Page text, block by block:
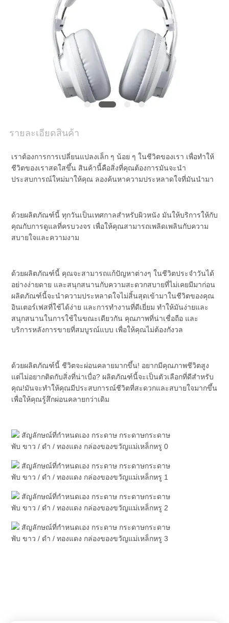
ทุน
แผนผัง
เว็บไซต์
นโยบาย
ความ
เป็น
ตัว
รายละเอียดสินค้า
เราต้องการการเปลี่ยนแปลงเล็ก ๆ น้อย ๆ ในชีวิตของเรา เพื่อทําให้
ชีวิตของเราสดใสขึ้น สินค้านี้คือสิ่งที่คุณต้องการมันจะนํา
ประสบการณ์ใหม่มาให้คุณ ลองค้นหาความประหลาดใจที่มันนํามา
ด้วยผลิตภัณฑ์นี้ ทุกวันเป็นเทศกาลสําหรับผิวหนัง มันให้บริการให้กับ
คุณกับการดูแลที่ครบวงจร เพื่อให้คุณสามารถเพลิดเพลินกับความ
สบายใจและความงาม
ด้วยผลิตภัณฑ์นี้ คุณจะสามารถแก้ปัญหาต่างๆ ในชีวิตประจําวันได้
อย่างง่ายดาย และสนุกสนานกับความสะดวกสบายที่ไม่เคยมีมาก่อน
ผลิตภัณฑ์นี้จะนําความประหลาดใจไม่สิ้นสุดเข้ามาในชีวิตของคุณ
อินเตอร์เฟสที่ใช้ได้ง่าย และการทํางานที่ดีเยี่ยม ทําให้มันง่ายและ
สนุกสนานในการใช้ในขณะเดียวกัน คุณภาพที่น่าเชื่อถือ และ
บริการหลังการขายที่สมบูรณ์แบบ เพื่อให้คุณไม่ต้องกังวล
ด้วยผลิตภัณฑ์นี้ ชีวิตจะผ่อนคลายมากขึ้น! อยากมีคุณภาพชีวิตสูง
แต่ไม่อยากติดกับสิ่งที่น่าเบื่อ? ผลิตภัณฑ์นี้จะเป็นตัวเลือกที่ดีสําหรับ
คุณ!มันจะทําให้คุณมีประสบการณ์ชีวิตที่สะดวกและสบายใจมากขึ้น
เพื่อให้คุณรู้สึกผ่อนคลายกว่าเดิม